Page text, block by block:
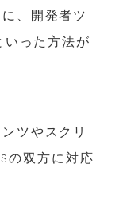
、開発者ツ
いった方法が
ツやスクリ
の双方に対応